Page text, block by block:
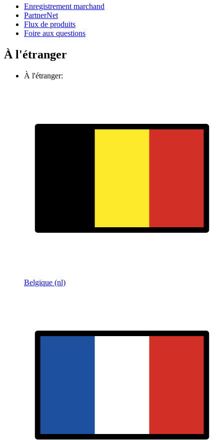
Enregistrement marchand
PartnerNet
Flux de produits
Foire aux questions
À l'étranger
À l'étranger:
Belgique (nl)